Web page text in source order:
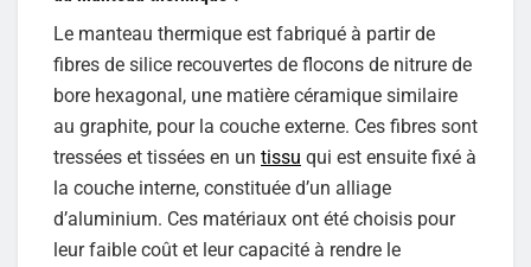
Le manteau thermique est fabriqué à partir de
fibres de silice recouvertes de flocons de nitrure de
bore hexagonal, une matière céramique similaire
au graphite, pour la couche externe. Ces fibres sont
tressées et tissées en un tissu qui est ensuite fixé à
la couche interne, constituée d’un alliage
d’aluminium. Ces matériaux ont été choisis pour
leur faible coût et leur capacité à rendre le